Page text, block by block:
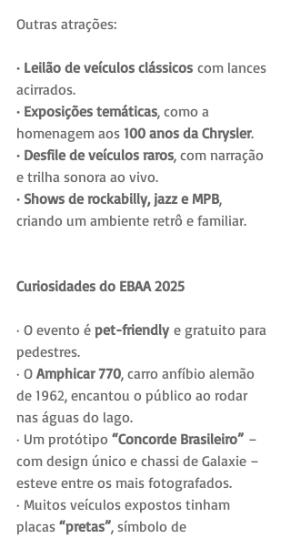
Outras atrações:
· Leilão de veículos clássicos com lances
acirrados.
· Exposições temáticas, como a
homenagem aos 100 anos da Chrysler.
· Desfile de veículos raros, com narração
e trilha sonora ao vivo.
· Shows de rockabilly, jazz e MPB,
criando um ambiente retrô e familiar.
Curiosidades do EBAA 2025
· O evento é pet-friendly e gratuito para
pedestres.
· O Amphicar 770, carro anfíbio alemão
de 1962, encantou o público ao rodar
nas águas do lago.
· Um protótipo “Concorde Brasileiro” –
com design único e chassi de Galaxie –
esteve entre os mais fotografados.
· Muitos veículos expostos tinham
placas “pretas”, símbolo de